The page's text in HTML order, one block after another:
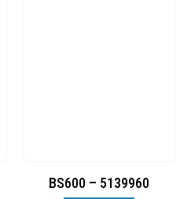
BS600 – 5139960